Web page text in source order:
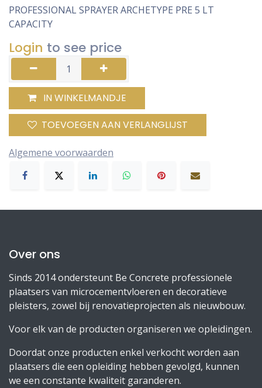
PROFESSIONAL SPRAYER ARCHETYPE PRE 5 LT
CAPACITY
Login to see price
IN WINKELMANDJE
TOEVOEGEN AAN VERLANGLIJST
Algemene voorwaarden
Over ons
Sinds 2014 ondersteunt Be Concrete professionele
plaatsers van microcementvloeren en decoratieve
pleisters, zowel bij renovatieprojecten als nieuwbouw.
Voor elk van de producten organiseren we opleidingen.
Doordat onze producten enkel verkocht worden aan
plaatsers die een opleiding hebben gevolgd, kunnen
we een constante kwaliteit garanderen.